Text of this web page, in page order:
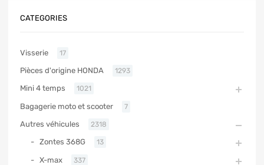
CATEGORIES
Visserie 17
Pièces d'origine HONDA 1293
Mini 4 temps 1021
Bagagerie moto et scooter 7
Autres véhicules 2318
Zontes 368G 13
X-max 337